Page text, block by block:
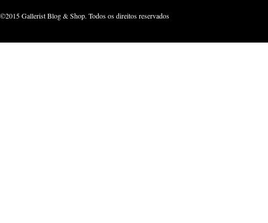
©2015 Gallerist Blog & Shop. Todos os direitos reservados